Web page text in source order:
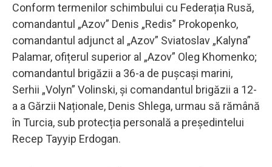
Conform termenilor schimbului cu Federația Rusă,
comandantul „Azov” Denis „Redis” Prokopenko,
comandantul adjunct al „Azov” Sviatoslav „Kalyna”
Palamar, ofițerul superior al „Azov” Oleg Khomenko;
comandantul brigăzii a 36-a de pușcași marini,
Serhii „Volyn” Volinski, și comandantul brigăzii a 12-
a a Gărzii Naționale, Denis Shlega, urmau să rămână
în Turcia, sub protecția personală a președintelui
Recep Tayyip Erdogan.